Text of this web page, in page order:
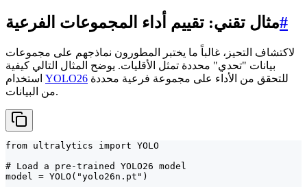
مثال تقني: تقييم أداء المجموعات الفرعية#
لاكتشاف التحيز، غالباً ما يختبر المطورون نماذجهم على مجموعات
بيانات "تحدي" محددة تمثل الأقليات. يوضح المثال التالي كيفية
YOLO26
من البيانات.
from ultralytics import YOLO
# Load a pre-trained YOLO26 model
model = YOLO("yolo26n.pt")